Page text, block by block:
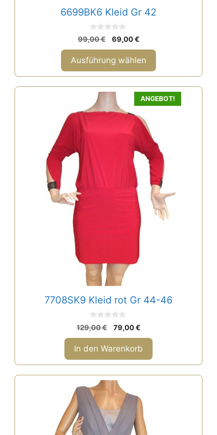
6699BK6 Kleid Gr 42
0
v
o
n
5
99,00€
Ursprünglicher
Preis
war:
99,00 €
69,00€Aktueller
Preis
ist:
69,00 €.
Ausführung wählen
ANGEBOT!
7708SK9 Kleid rot Gr 44-46
0
v
o
n
5
129,00€
Ursprünglicher
Preis
war:
129,00 €
79,00€
Preis
ist:
79,00 €.
In den Warenkorb